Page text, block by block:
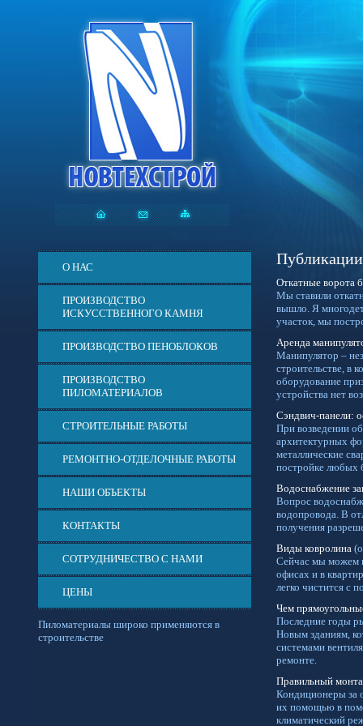
О НАС
ПРОИЗВОДСТВО
ИСКУССТВЕННОГО КАМНЯ
ПРОИЗВОДСТВО ПЕНОБЛОКОВ
ПРОИЗВОДСТВО
ПИЛОМАТЕРИАЛОВ
СТРОИТЕЛЬНЫЕ РАБОТЫ
РЕМОНТНО-ОТДЕЛОЧНЫЕ РАБОТЫ
НАШИ ОБЪЕКТЫ
КОНТАКТЫ
СОТРУДНИЧЕСТВО С НАМИ
ЦЕНЫ
Пиломатериалы широко применяются в
строительстве
Публикации
Откатные ворота
Мы ставили
вышло. Я
участок, мы
Аренда
Манипулятор –
строительстве, в
оборудование
устройства нет
Сэндвич-панели:
При возведении
архитектурных
металлические
постройке любых
Водоснабжение
Вопрос
водопровода. В
получения
Виды ковролина
Сейчас мы можем
офисах и в
легко чистится с
Чем
Последние годы
Новым зданиям,
системами
ремонте.
Правильный
Кондиционеры за
их помощью в
климатический